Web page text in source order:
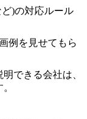
)の対応ルール
例を見せてもら
できる会社は、